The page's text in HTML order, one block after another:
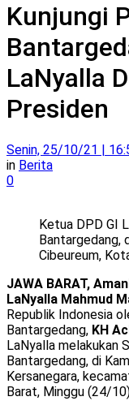
Kunjungi
LaNyalla
Presiden
Senin, 25/10/21 |
in Berita
0
Ketua DPD GI
Bantargedang,
Cibeureum,
JAWA BARAT,
LaNyalla Mahmud
Republik Indonesia
Bantargedang, KH
LaNyalla melakukan
Bantargedang, di
Kersanegara,
Barat, Minggu (24/